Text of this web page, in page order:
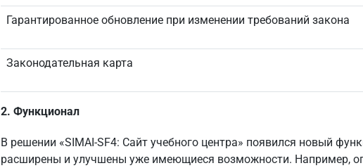
Гарантированное обновление при изменении требований закона
Законодательная карта
2. Функционал
В решении «SIMAI-SF4: Сайт учебного центра» появился новый
расширены и улучшены уже имеющиеся возможности. Например,